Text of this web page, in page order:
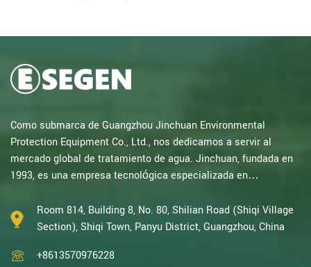
Como submarca de Guangzhou Jinchuan Environmental
Protection Equipment Co., Ltd., nos dedicamos a servir al
mercado global de tratamiento de agua. Jinchuan, fundada en
1993, es una empresa tecnológica especializada en
oxidación catalítica, electrólisis, desinfección, I+D, diseño y
fabricación de equipos electroquímicos y de tratamiento de
China en este campo y hemos sido reconocid...
Room 814, Building 8, No. 80, Shilian Road (Shiqi Village
Section), Shiqi Town, Panyu District, Guangzhou, China
+8613570976228